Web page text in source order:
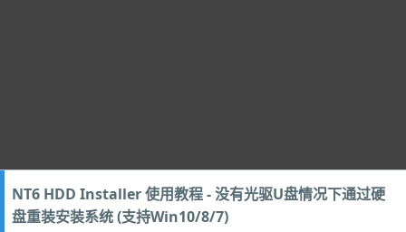
NT6 HDD Installer 使用教程 - 没有光驱U盘情况下通过硬
盘重装安装系统 (支持Win10/8/7)